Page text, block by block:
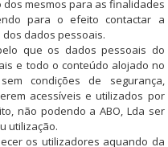
mesmos para as finalidades
para o efeito contactar a
dados pessoais.
que os dados pessoais do
e todo o conteúdo alojado no
condições de segurança,
acessíveis e utilizados por
não podendo a ABO, Lda ser
utilização.
os utilizadores aquando da